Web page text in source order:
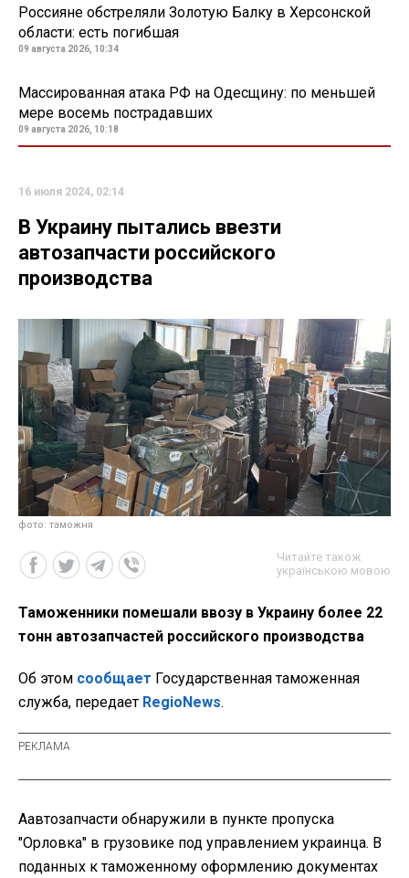
Россияне обстреляли Золотую Балку в Херсонской
области: есть погибшая
09 августа 2026, 10:34
Массированная атака РФ на Одесщину: по меньшей
мере восемь пострадавших
09 августа 2026, 10:18
16 июля 2024, 02:14
В Украину пытались ввезти
автозапчасти российского
производства
фото: таможня
Читайте також
українською мовою
Таможенники помешали ввозу в Украину более 22
тонн автозапчастей российского производства
Об этом сообщает Государственная таможенная
служба, передает RegioNews.
Аавтозапчасти обнаружили в пункте пропуска
"Орловка" в грузовике под управлением украинца. В
поданных к таможенному оформлению документах